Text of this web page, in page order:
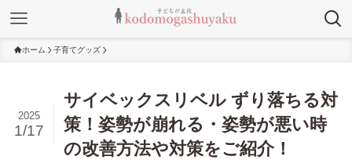
ホーム 子育てグッズ
サイベックスリベル ずり落ちる対
策！姿勢が崩れる・姿勢が悪い時
の改善方法や対策をご紹介！
2025
1/17